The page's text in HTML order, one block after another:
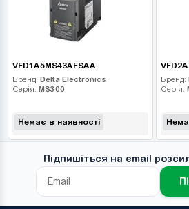
VFD1A5MS43AFSAA
Бренд: Delta Electronics
Серія: MS300
Немає в наявності
Бренд:
Серія:
Підпишіться на email